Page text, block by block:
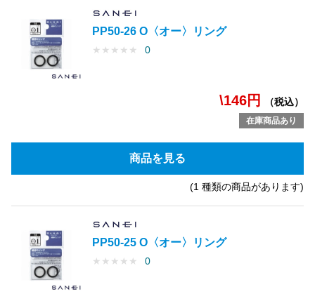
PP50-26 O〈オー〉リング
★ ★ ★ ★ ★ 0
\146円 （税込）
在庫商品あり
商品を見る
(1 種類の商品があります)
PP50-25 O〈オー〉リング
★ ★ ★ ★ ★ 0